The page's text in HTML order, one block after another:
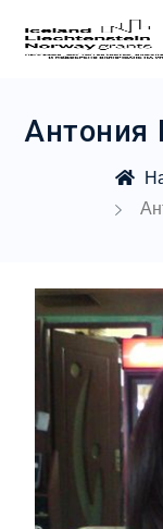
Антония